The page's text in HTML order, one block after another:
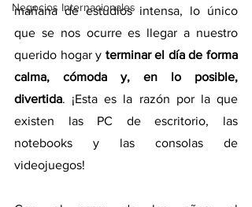
Negocios Internacionales
mañana de estudios intensa, lo único
que se nos ocurre es llegar a nuestro
querido hogar y terminar el día de forma
calma, cómoda y, en lo posible,
divertida. ¡Esta es la razón por la que
existen las PC de escritorio, las
notebooks y las consolas de
videojuegos!